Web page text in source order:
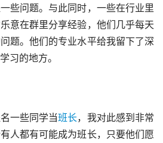
些问题。与此同时，一些在行业里
意在群里分享经验，他们几乎每天
题。他们的专业水平给我留下了深
习的地方。
一些同学当班长，我对此感到非常
人都有可能成为班长，只要他们愿